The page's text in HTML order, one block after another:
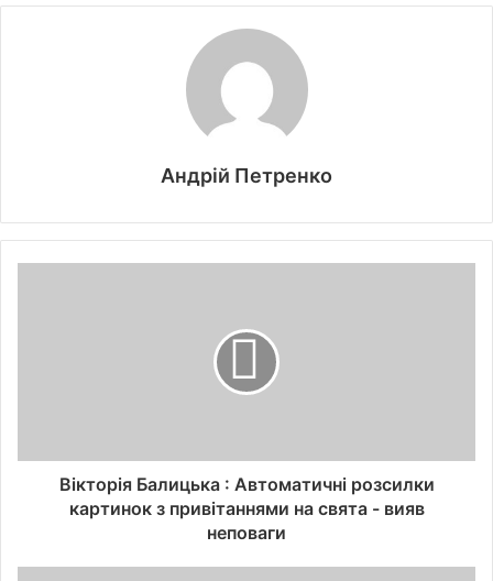
Андрій Петренко
Вікторія Балицька : Автоматичні розсилки
картинок з привітаннями на свята - вияв
неповаги